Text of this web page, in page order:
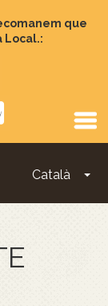
que
Local.:
Català